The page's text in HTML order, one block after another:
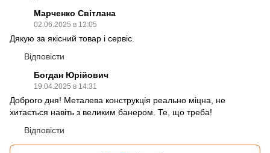
Марченко Світлана
02.06.2025 в 12:05
Дякую за якісний товар і сервіс.
Відповісти
Богдан Юрійович
19.04.2025 в 14:31
Доброго дня! Металева конструкція реально міцна, не
хитається навіть з великим банером. Те, що треба!
Відповісти